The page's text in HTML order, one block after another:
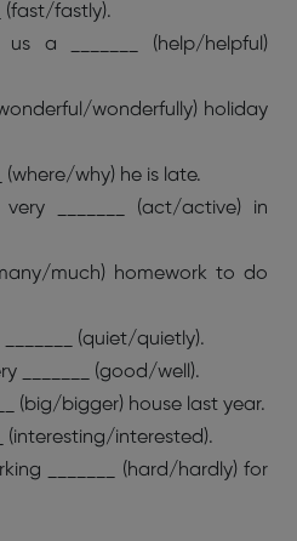
(fast/fastly).
a _______ (help/helpful)
wonderfully) holiday
(where/why) he is late.
_______ (act/active) in
much) homework to do
_______ (quiet/quietly).
_______ (good/well).
(big/bigger) house last year.
(interesting/interested).
_______ (hard/hardly) for